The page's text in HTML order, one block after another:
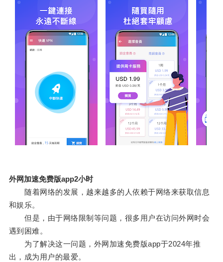
外网加速免费版app2小时
随着网络的发展，越来越多的人依赖于网络来获取信息
和娱乐。
但是，由于网络限制等问题，很多用户在访问外网时会
遇到困难。
为了解决这一问题，外网加速免费版app于2024年推
出，成为用户的最爱。